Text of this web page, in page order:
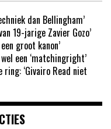
dan Bellingham’
19-jarige Zavier Gozo’
groot kanon’
een ‘matchingright’
‘Givairo Read niet